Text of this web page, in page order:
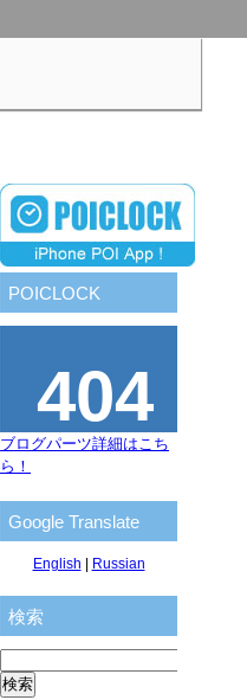
POICLOCK
ブログパーツ詳細はこち
ら！
Google Translate
English | Russian
検索